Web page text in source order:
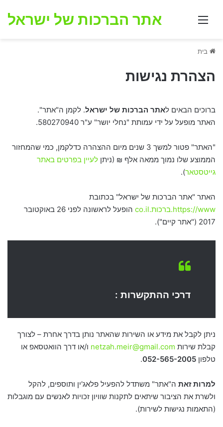
תפריט אתר הברכות של ישראל
בית
הצהרת נגישות
ברוכים הבאים לאתר הברכות של ישראל. לקמן ה"אתר".
האתר מופעל על ידי עמותת "נחלי יושר" ע"ר 580270940.
"האתר" פטור למשך 3 שנים מיום ההצהרה כדלקמן, כמי שהמחזור
הממוצע שלו נמוך ממאה אלף ₪ (ניתן לעיין בפרטים באתר
גייטסטאר).
האתר "אתר הברכות של ישראל" בכתובת
https://www.ברכות.co.il
הופעל לראשונה לפני 26 באוקטובר
2017 ("אתר קיים").
דרכי ההתקשרות :
ניתן לקבל את מידע או השירות שהאתר נותן בדרך אחרת – לצורך
קבלת שירות netzah.meir@gmail.com ו/או דרך הוואטסאפ או
טלפון 052-565-2005
.
למרות זאת ה"אתר" משתדל להפעיל פלאג'ין ותוספים, להקל
ולשרת את הציבור שיתאים לתקנות שוויון זכויות לאנשים עם מוגבלות
(התאמות נגישות לשירות).